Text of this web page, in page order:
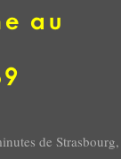
au
de Strasbourg,